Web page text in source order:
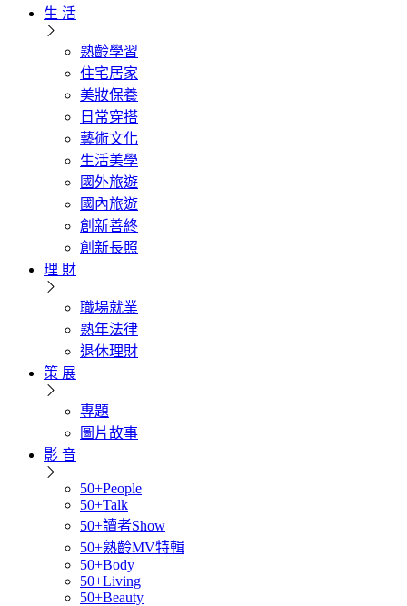
生 活
熟齡學習
住宅居家
美妝保養
日常穿搭
藝術文化
生活美學
國外旅遊
國內旅遊
創新善終
創新長照
理 財
職場就業
熟年法律
退休理財
策 展
專題
圖片故事
影 音
50+People
50+Talk
50+讀者Show
50+熟齡MV特輯
50+Body
50+Living
50+Beauty